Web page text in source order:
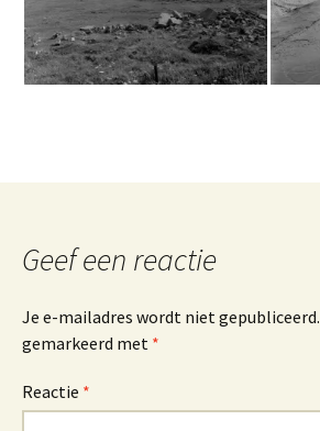
Geef een reactie
Je e-mailadres wordt niet gepubliceerd.
gemarkeerd met *
Reactie *